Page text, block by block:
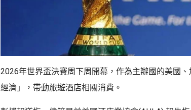
2026年世界盃決賽周下周開幕，作為主辦國的美國
經濟」，帶動旅遊酒店相關消費。